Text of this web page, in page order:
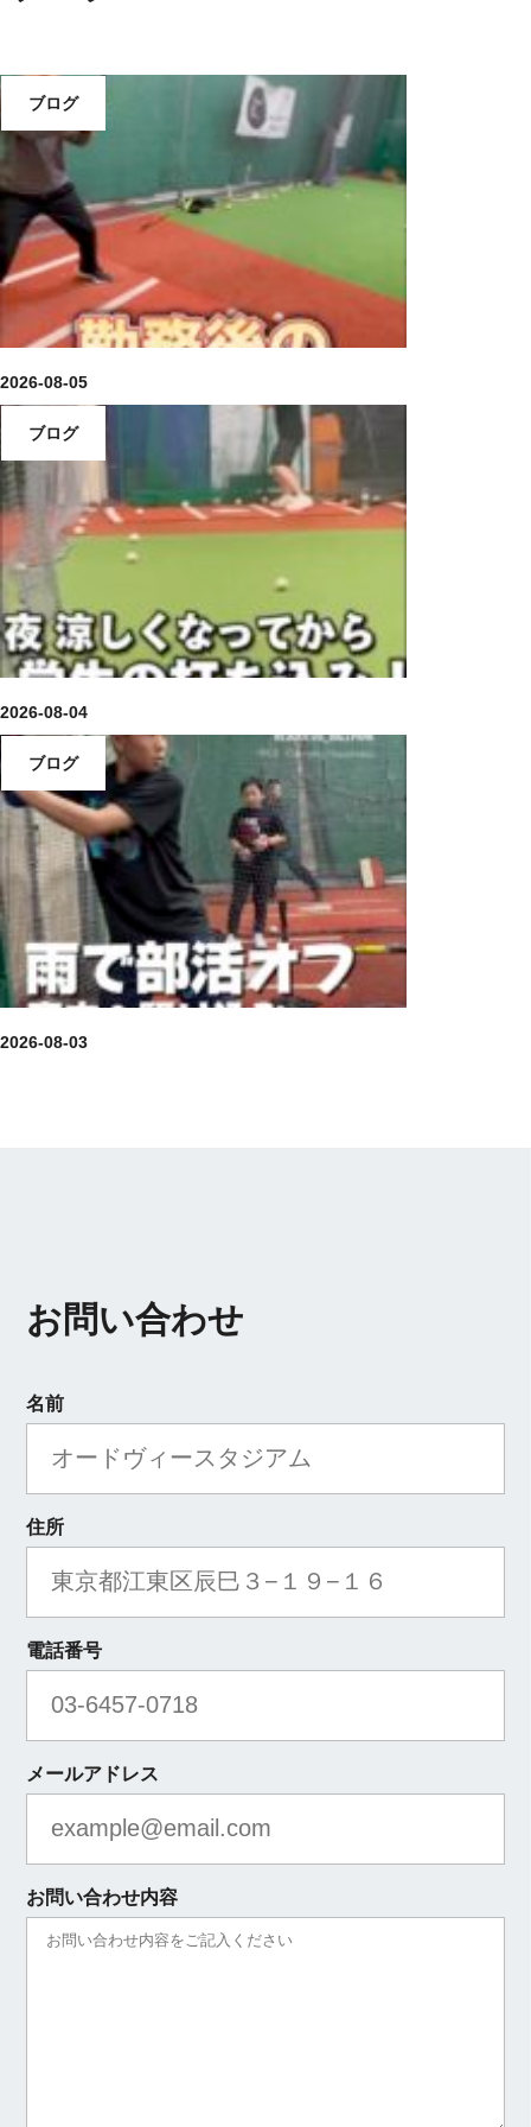
ブログ
2026-08-05
ブログ
2026-08-04
ブログ
2026-08-03
お問い合わせ
名前
住所
電話番号
メールアドレス
お問い合わせ内容